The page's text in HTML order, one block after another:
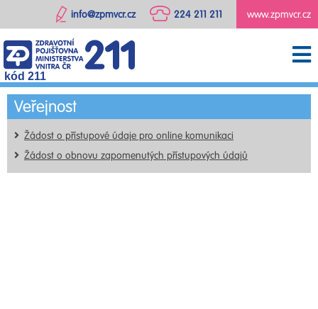
www.zpmvcr.cz
224 211 211
info@zpmvcr.cz
kód 211
Veřejnost
Žádost o přístupové údaje pro online komunikaci
Žádost o obnovu zapomenutých přístupových údajů